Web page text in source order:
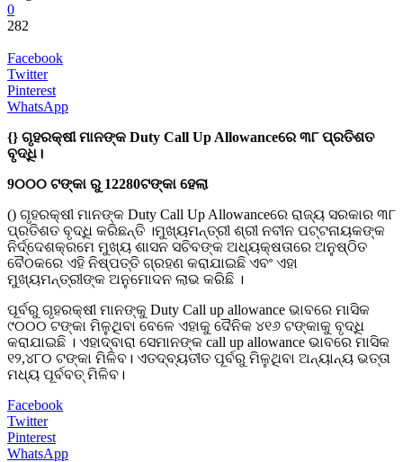
0
282
Facebook
Twitter
Pinterest
WhatsApp
{} ଗୃହରକ୍ଷୀ ମାନଙ୍କ Duty Call Up Allowanceରେ ୩୮ ପ୍ରତିଶତ
ବୃଦ୍ଧି।
9୦୦୦ ଟଙ୍କା ରୁ 12280ଟଙ୍କା ହେଲା
() ଗୃହରକ୍ଷୀ ମାନଙ୍କ Duty Call Up Allowanceରେ ରାଜ୍ୟ ସରକାର ୩୮
ପ୍ରତିଶତ ବୃଦ୍ଧି କରିଛନ୍ତି ।ମୁଖ୍ୟମନ୍ତ୍ରୀ ଶ୍ରୀ ନବୀନ ପଟ୍ଟନାୟକଙ୍କ
ନିର୍ଦ୍ଦେଶକ୍ରମେ ମୁଖ୍ୟ ଶାସନ ସଚିବଙ୍କ ଅଧ୍ୟକ୍ଷତାରେ ଅନୁଷ୍ଠିତ
ବୈଠକରେ ଏହି ନିଷ୍ପତ୍ତି ଗ୍ରହଣ କରାଯାଇଛି ଏବଂ ଏହା
ମୁଖ୍ୟମନ୍ତ୍ରୀଙ୍କ ଅନୁମୋଦନ ଲାଭ କରିଛି ।
ପୂର୍ବରୁ ଗୃହରକ୍ଷୀ ମାନଙ୍କୁ Duty Call up allowance ଭାବରେ ମାସିକ
୯୦୦୦ ଟଙ୍କା ମିଳୁଥିବା ବେଳେ ଏହାକୁ ଦୈନିକ ୪୧୬ ଟଙ୍କାକୁ ବୃଦ୍ଧି
କରାଯାଇଛି । ଏହାଦ୍ବାରା ସେମାନଙ୍କ call up allowance ଭାବରେ ମାସିକ
୧୨,୪୮୦ ଟଙ୍କା ମିଳିବ। ଏତଦ୍‌ବ୍ୟତୀତ ପୂର୍ବରୁ ମିଳୁଥିବା ଅନ୍ୟାନ୍ୟ ଭତ୍ତା
ମଧ୍ୟ ପୂର୍ବବତ୍‌ ମିଳିବ।
Facebook
Twitter
Pinterest
WhatsApp